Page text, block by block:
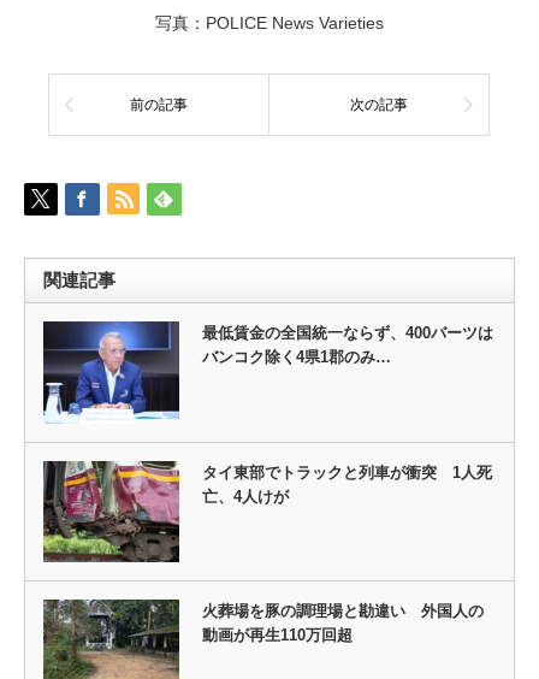
写真：POLICE News Varieties
前の記事 次の記事
関連記事
最低賃金の全国統一ならず、400バーツは
バンコク除く4県1郡のみ…
タイ東部でトラックと列車が衝突 1人死
亡、4人けが
火葬場を豚の調理場と勘違い 外国人の
動画が再生110万回超